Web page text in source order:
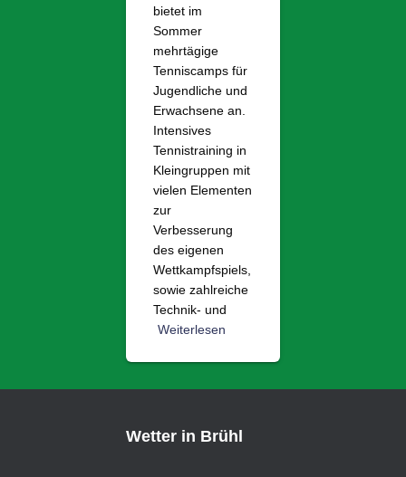
bietet im
Sommer
mehrtägige
Tenniscamps für
Jugendliche und
Erwachsene an.
Intensives
Tennistraining in
Kleingruppen mit
vielen Elementen
zur
Verbesserung
des eigenen
Wettkampfspiels,
sowie zahlreiche
Technik- und
Weiterlesen
Wetter in Brühl